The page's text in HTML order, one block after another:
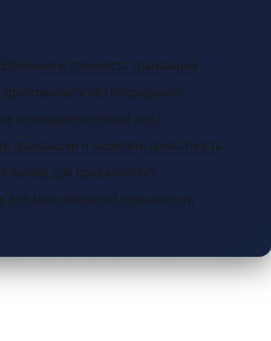
и стоимость транзакций
без посредников
или маркетинговый ход?
транзакции и защитить приватность
выбор для приватности?
для максимальной приватности